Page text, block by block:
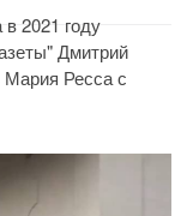
2021 году
Дмитрий
Мария Ресса с